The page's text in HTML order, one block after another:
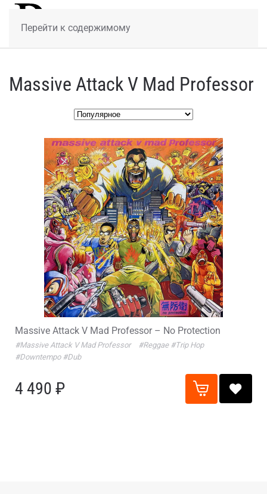
Перейти к содержимому
Massive Attack V Mad Professor
Massive Attack V Mad Professor – No Protection
#Massive Attack V Mad Professor #Reggae #Trip Hop
#Downtempo #Dub
4 490 ₽